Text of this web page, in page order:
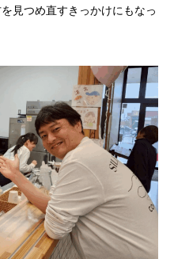
見つめ直すきっかけにもなっ